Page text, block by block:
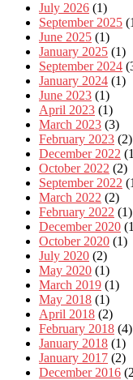
July 2026 (1)
September 2025
June 2025 (1)
January 2025 (1)
September 2024
January 2024 (1)
June 2023 (1)
April 2023 (1)
March 2023 (3)
February 2023 (2)
December 2022
October 2022 (2)
September 2022
March 2022 (2)
February 2022 (1)
December 2020
October 2020 (1)
July 2020 (2)
May 2020 (1)
March 2019 (1)
May 2018 (1)
April 2018 (2)
February 2018 (4)
January 2018 (1)
January 2017 (2)
December 2016